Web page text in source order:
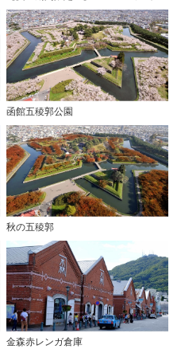
函館五稜郭公園
秋の五稜郭
金森赤レンガ倉庫